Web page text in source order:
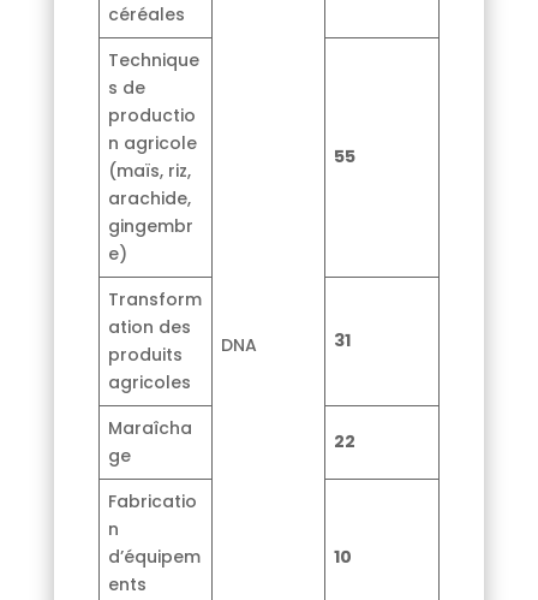
céréales
DNA
Technique
s de
productio
n agricole
(maïs, riz,
arachide,
gingembr
e)
55
Transform
ation des
produits
agricoles
31
Maraîcha
ge
22
Fabricatio
n
d’équipem
ents
10